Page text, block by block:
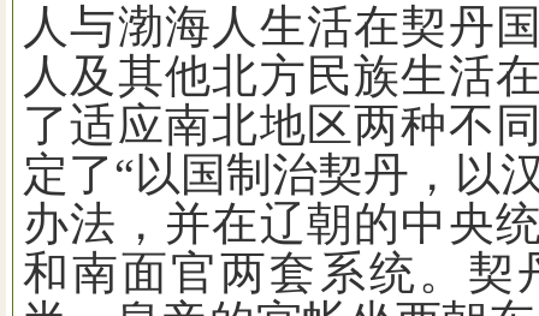
人与渤海人生活在契丹
人及其他北方民族生活
了适应南北地区两种不
定了“以国制治契丹，以
办法，并在辽朝的中央
和南面官两套系统。契